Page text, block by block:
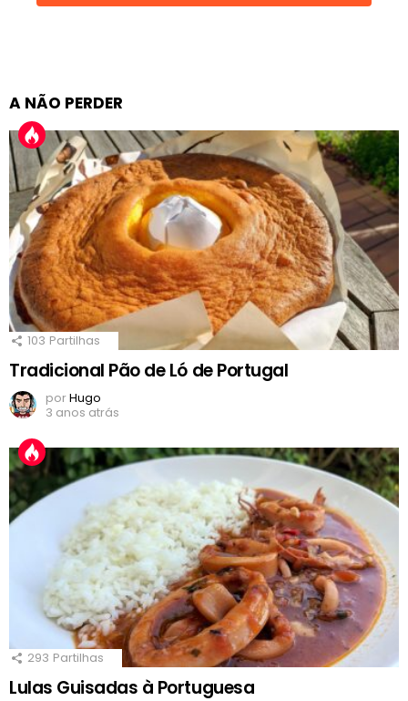
A NÃO PERDER
103 Partilhas
Tradicional Pão de Ló de Portugal
porHugo
3 anos atrás
293 Partilhas
Lulas Guisadas à Portuguesa